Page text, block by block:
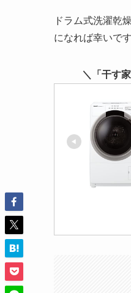
ドラム式洗濯乾
になれば幸いです
＼「干す